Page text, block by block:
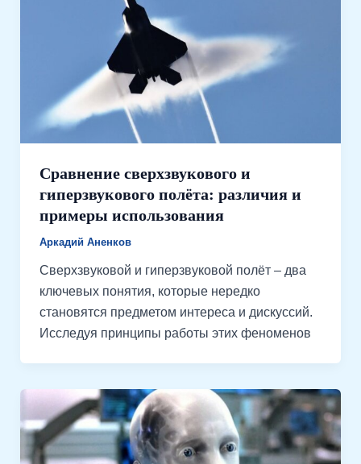
Сравнение сверхзвукового и
гиперзвукового полёта: различия и
примеры использования
Аркадий Аненков
Сверхзвуковой и гиперзвуковой полёт – два
ключевых понятия, которые нередко
становятся предметом интереса и дискуссий.
Исследуя принципы работы этих феноменов